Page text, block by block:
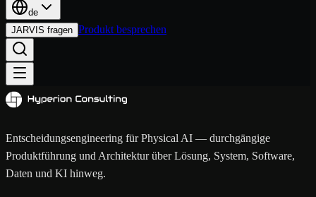
de
JARVIS fragen Produkt besprechen
Entscheidungsengineering für Physical AI — durchgängige
Produktführung und Architektur über Lösung, System, Software,
Daten und KI hinweg.